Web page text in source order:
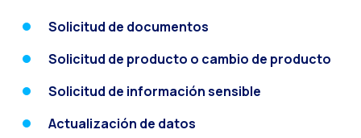
Trazabilidad de
Solicitud de documentos
Solicitud de producto o cambio de producto
Solicitud de información sensible
Actualización de datos